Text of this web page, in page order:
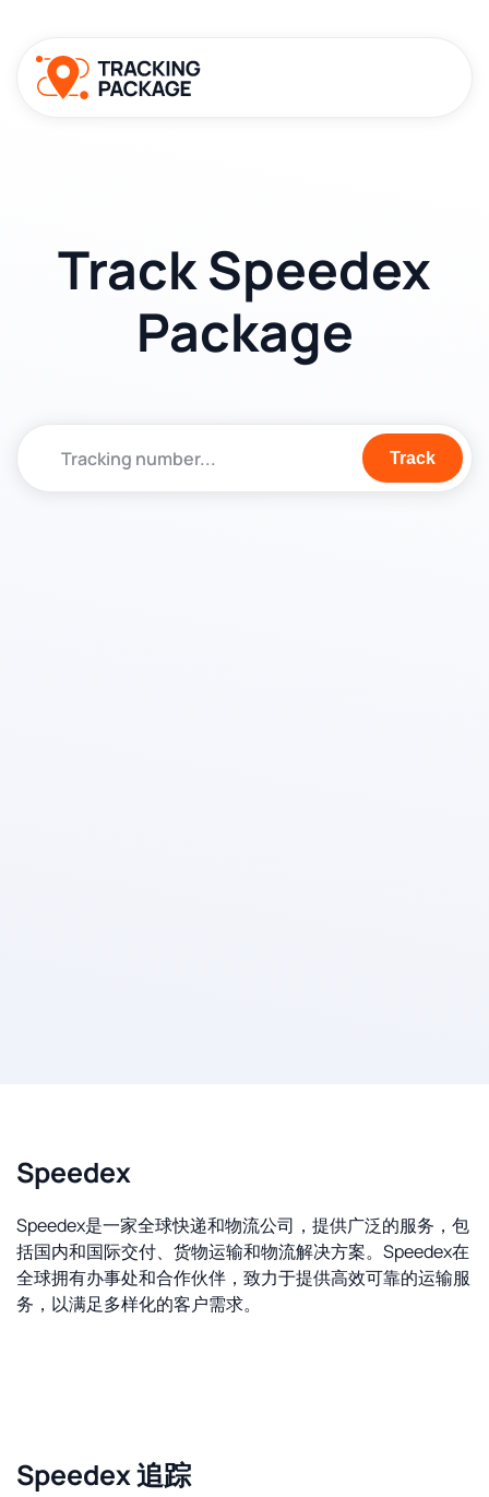
Track Speedex
Package
Track
Speedex
Speedex是一家全球快递和物流公司，提供广泛的服务，包
括国内和国际交付、货物运输和物流解决方案。Speedex在
全球拥有办事处和合作伙伴，致力于提供高效可靠的运输服
务，以满足多样化的客户需求。
Speedex 追踪